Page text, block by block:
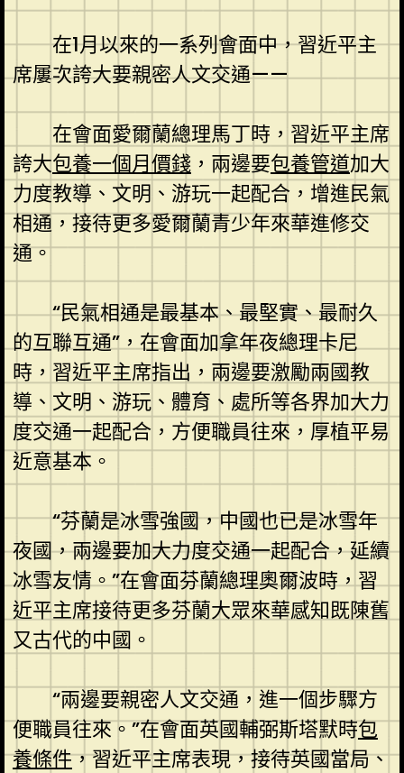
在1月以來的一系列會面中，習近平主
席屢次誇大要親密人文交通——
在會面愛爾蘭總理馬丁時，習近平主席
誇大包養一個月價錢，兩邊要包養管道加大
力度教導、文明、游玩一起配合，增進民氣
相通，接待更多愛爾蘭青少年來華進修交
通。
“民氣相通是最基本、最堅實、最耐久
的互聯互通”，在會面加拿年夜總理卡尼
時，習近平主席指出，兩邊要激勵兩國教
導、文明、游玩、體育、處所等各界加大力
度交通一起配合，方便職員往來，厚植平易
近意基本。
“芬蘭是冰雪強國，中國也已是冰雪年
夜國，兩邊要加大力度交通一起配合，延續
冰雪友情。”在會面芬蘭總理奧爾波時，習
近平主席接待更多芬蘭大眾來華感知既陳舊
又古代的中國。
“兩邊要親密人文交通，進一個步驟方
便職員往來。”在會面英國輔弼斯塔默時包
養條件，習近平主席表現，接待英國當局、